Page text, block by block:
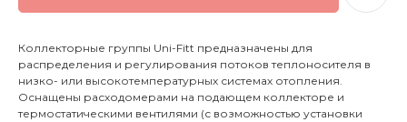
Коллекторные группы Uni-Fitt предназначены для
распределения и регулирования потоков теплоносителя в
низко- или высокотемпературных системах отопления.
Оснащены расходомерами на подающем коллекторе и
термостатическими вентилями (с возможностью установки